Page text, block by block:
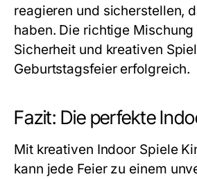
reagieren und sicherstellen,
haben. Die richtige Mischung
Sicherheit und kreativen
Geburtstagsfeier erfolgreich.
Fazit: Die perfekte
Mit kreativen Indoor Spiele
kann jede Feier zu einem